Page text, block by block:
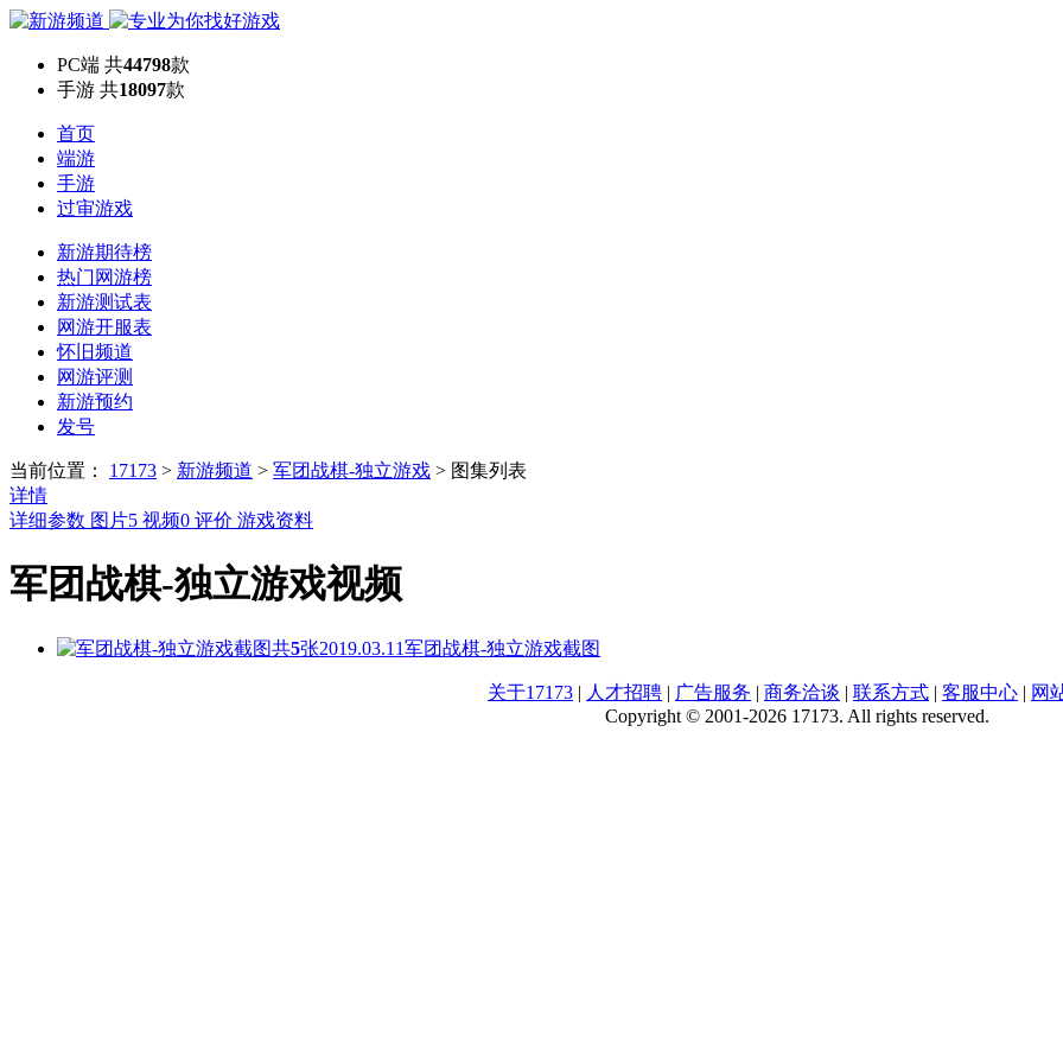
PC端 共44798款
手游 共18097款
首页
端游
手游
过审游戏
新游期待榜
热门网游榜
新游测试表
网游开服表
怀旧频道
网游评测
新游预约
发号
当前位置： 17173 > 新游频道 > 军团战棋-独立游戏 > 图集列表
详情
详细参数 图片5 视频0 评价 游戏资料
军团战棋-独立游戏视频
共5张2019.03.11军团战棋-独立游戏截图
关于17173 | 人才招聘 | 广告服务 | 商务洽谈 | 联系方式 | 客服中心 | 网
Copyright © 2001-2026 17173. All rights reserved.